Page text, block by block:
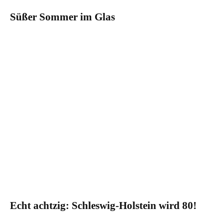
Süßer Sommer im Glas
Echt achtzig: Schleswig-Holstein wird 80!